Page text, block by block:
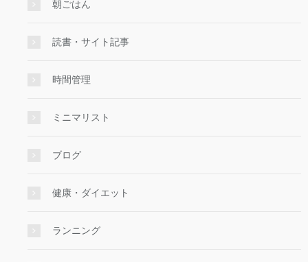
朝ごはん
読書・サイト記事
時間管理
ミニマリスト
ブログ
健康・ダイエット
ランニング